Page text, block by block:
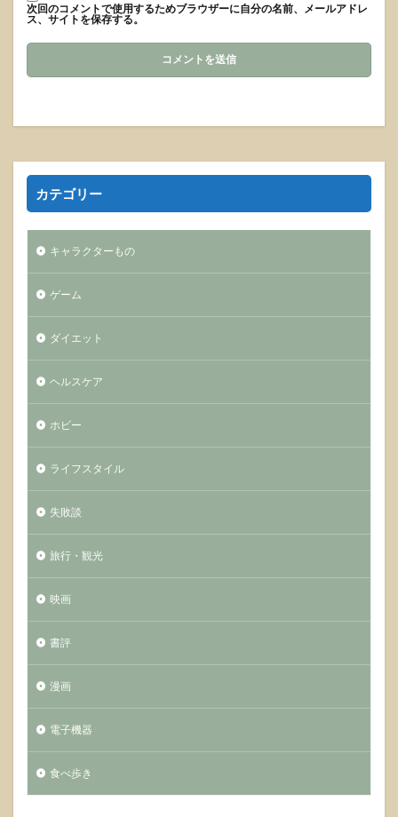
次回のコメントで使用するためブラウザーに自分の名前、メールアドレ
ス、サイトを保存する。
カテゴリー
キャラクターもの
ゲーム
ダイエット
ヘルスケア
ホビー
ライフスタイル
失敗談
旅行・観光
映画
書評
漫画
電子機器
食べ歩き